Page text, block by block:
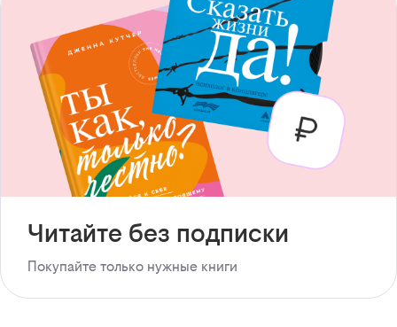
Читайте без подписки
Покупайте только нужные книги